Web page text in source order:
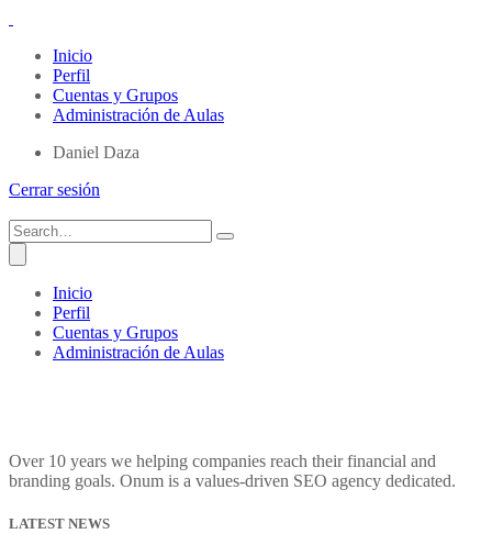
Inicio
Perfil
Cuentas y Grupos
Administración de Aulas
Daniel Daza
Cerrar sesión
Inicio
Perfil
Cuentas y Grupos
Administración de Aulas
Over 10 years we helping companies reach their financial and
branding goals. Onum is a values-driven SEO agency dedicated.
LATEST NEWS